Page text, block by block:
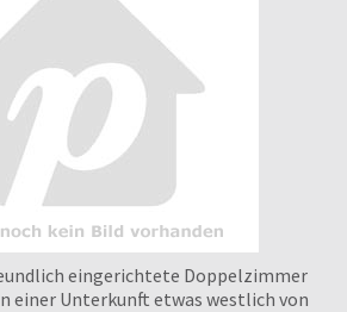
eingerichtete Doppelzimmer
einer Unterkunft etwas westlich von